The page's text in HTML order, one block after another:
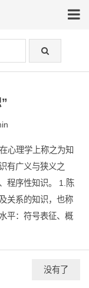
心理学上称之为知
有广义与狭义之
程序性知识。 1.陈
关系的知识，也称
平：符号表征、概
没有了